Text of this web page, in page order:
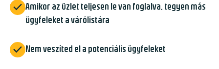
 Amikor az üzlet teljesen le van foglalva, tegyen más
ügyfeleket a várólistára
 Nem veszíted el a potenciális ügyfeleket